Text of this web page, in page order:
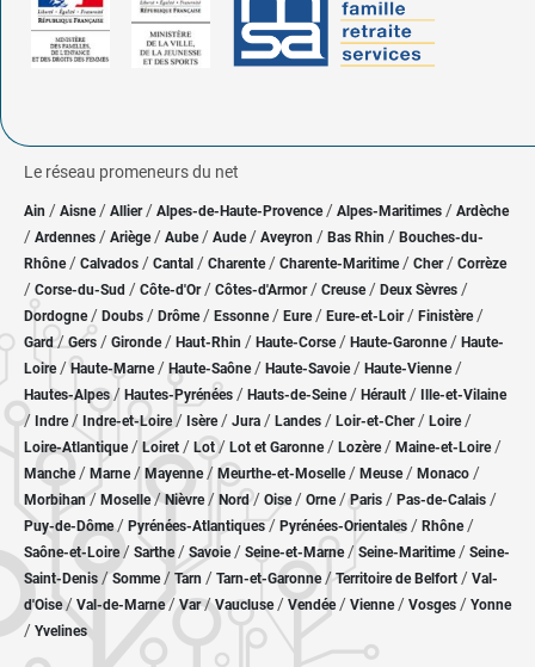
Le réseau promeneurs du net
Ain / Aisne/ Allier/ Alpes-de-Haute-Provence / Alpes-Maritimes / Ardèche
/ Ardennes / Ariège/ Aube/ Aude / Aveyron / Bas Rhin / Bouches-du-
Rhône/ Calvados / Cantal / Charente / Charente-Maritime/ Cher / Corrèze
/ Corse-du-Sud / Côte-d'Or / Côtes-d'Armor/ Creuse/ Deux Sèvres /
Dordogne/ Doubs / Drôme/ Essonne / Eure/ Eure-et-Loir / Finistère/
Gard/Gers / Gironde/ Haut-Rhin / Haute-Corse/ Haute-Garonne/ Haute-
Loire/Haute-Marne/ Haute-Saône/ Haute-Savoie/ Haute-Vienne/
Hautes-Alpes/ Hautes-Pyrénées / Hauts-de-Seine/ Hérault / Ille-et-Vilaine
/ Indre/ Indre-et-Loire/ Isère/ Jura / Landes / Loir-et-Cher/ Loire/
Loire-Atlantique/ Loiret / Lot/ Lot et Garonne/ Lozère / Maine-et-Loire/
Manche/ Marne/ Mayenne/ Meurthe-et-Moselle/ Meuse/ Monaco /
Morbihan/ Moselle/ Nièvre / Nord/ Oise / Orne/Paris / Pas-de-Calais /
Puy-de-Dôme/ Pyrénées-Atlantiques / Pyrénées-Orientales / Rhône/
Saône-et-Loire/ Sarthe/ Savoie/ Seine-et-Marne/ Seine-Maritime/ Seine-
Saint-Denis /Somme/ Tarn / Tarn-et-Garonne/Territoire de Belfort / Val-
d'Oise/ Val-de-Marne/Var/Vaucluse/ Vendée/ Vienne/ Vosges / Yonne
/ Yvelines